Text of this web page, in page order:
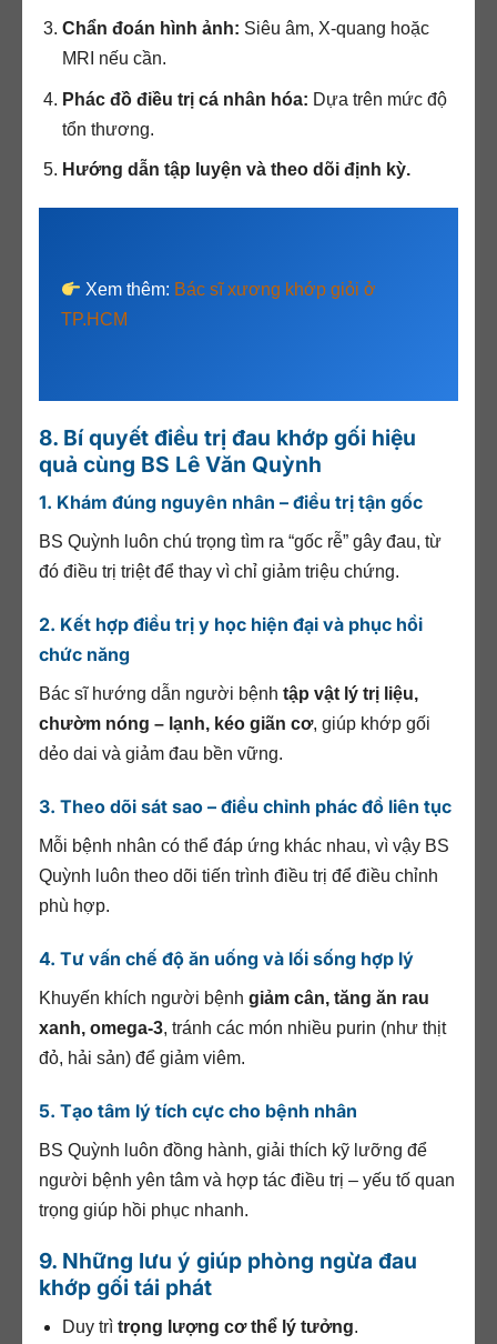
Chẩn đoán hình ảnh: Siêu âm, X-quang hoặc
MRI nếu cần.
Phác đồ điều trị cá nhân hóa: Dựa trên mức độ
tổn thương.
Hướng dẫn tập luyện và theo dõi định kỳ.
Xem thêm: Bác sĩ xương khớp giỏi ở
TP.HCM
8. Bí quyết điều trị đau khớp gối hiệu
quả cùng BS Lê Văn Quỳnh
1. Khám đúng nguyên nhân – điều trị tận gốc
BS Quỳnh luôn chú trọng tìm ra “gốc rễ” gây đau, từ
đó điều trị triệt để thay vì chỉ giảm triệu chứng.
2. Kết hợp điều trị y học hiện đại và phục hồi
chức năng
Bác sĩ hướng dẫn người bệnh tập vật lý trị liệu,
chườm nóng – lạnh, kéo giãn cơ, giúp khớp gối
dẻo dai và giảm đau bền vững.
3. Theo dõi sát sao – điều chỉnh phác đồ liên tục
Mỗi bệnh nhân có thể đáp ứng khác nhau, vì vậy BS
Quỳnh luôn theo dõi tiến trình điều trị để điều chỉnh
phù hợp.
4. Tư vấn chế độ ăn uống và lối sống hợp lý
Khuyến khích người bệnh giảm cân, tăng ăn rau
xanh, omega-3, tránh các món nhiều purin (như thịt
đỏ, hải sản) để giảm viêm.
5. Tạo tâm lý tích cực cho bệnh nhân
BS Quỳnh luôn đồng hành, giải thích kỹ lưỡng để
người bệnh yên tâm và hợp tác điều trị – yếu tố quan
trọng giúp hồi phục nhanh.
9. Những lưu ý giúp phòng ngừa đau
khớp gối tái phát
Duy trì trọng lượng cơ thể lý tưởng.